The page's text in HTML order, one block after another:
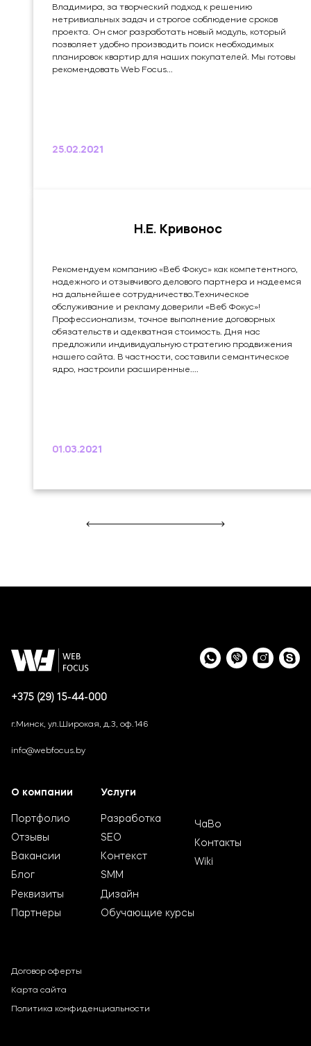
Владимира, за творческий подход к решению
нетривиальных задач и строгое соблюдение сроков
проекта. Он смог разработать новый модуль, который
позволяет удобно производить поиск необходимых
планировок квартир для наших покупателей. Мы готовы
рекомендовать Web Focus...
25.02.2021
Н.Е. Кривонос
Рекомендуем компанию «Веб Фокус» как компетентного,
надежного и отзывчивого делового партнера и надеемся
на дальнейшее сотрудничество.Техническое
обслуживание и рекламу доверили «Веб Фокус»!
Профессионализм, точное выполнение договорных
обязательств и адекватная стоимость. Дня нас
предложили индивидуальную стратегию продвижения
нашего сайта. В частности, составили семантическое
ядро, настроили расширенные....
01.03.2021
+375 (29) 15-44-000
г.Минск, ул.Широкая, д.3, оф.146
info@webfocus.by
О компании
Портфолио
Отзывы
Вакансии
Блог
Реквизиты
Партнеры
Услуги
Разработка
SEO
Контекст
SMM
Дизайн
Обучающие курсы
ЧаВо
Контакты
Wiki
Договор оферты
Карта сайта
Политика конфиденциальности